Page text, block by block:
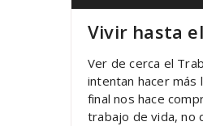
Vivir hasta
Ver de cerca el
intentan hacer más
final nos hace
trabajo de vida, no